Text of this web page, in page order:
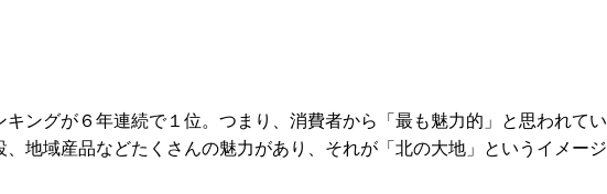
ングが６年連続で１位。つまり、消費者から「最も魅力的」と思われてい
地域産品などたくさんの魅力があり、それが「北の大地」というイメージ